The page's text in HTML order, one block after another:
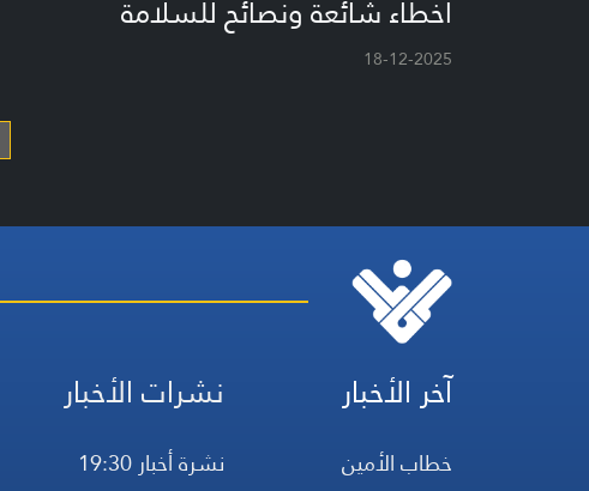
اخطاء شائعة ونصائح للسلامة
18-12-2025
آخر الأخبار
خطاب الأمين
نشرات الأخبار
نشرة أخبار 19:30